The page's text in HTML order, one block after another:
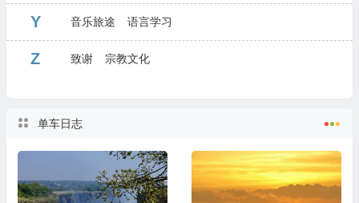
Y 音乐旅途 语言学习
Z 致谢 宗教文化
单车日志